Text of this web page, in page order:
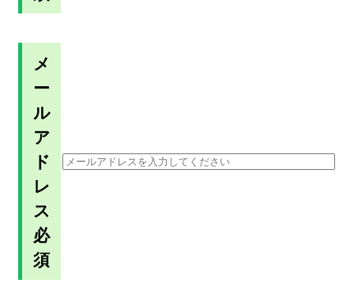
メ
ー
ル
ア
ド
レ
ス
必
須